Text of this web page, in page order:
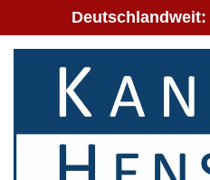
Deutschlandweit: